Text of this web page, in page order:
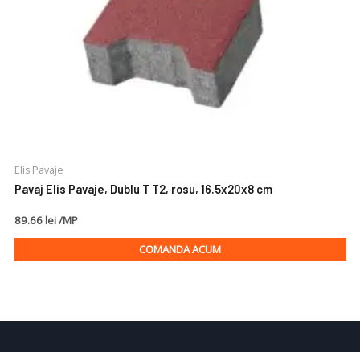
Elis Pavaje
Pavaj Elis Pavaje, Dublu T T2, rosu, 16.5x20x8 cm
89.66 lei /MP
COMANDA ACUM